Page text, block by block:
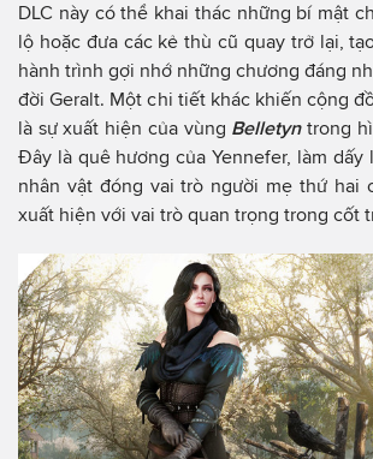
DLC này có thể khai thác những bí mật
lộ hoặc đưa các kẻ thù cũ quay trở lại,
hành trình gợi nhớ những chương đáng
đời Geralt. Một chi tiết khác khiến cộng
là sự xuất hiện của vùng Belletyn trong
Đây là quê hương của Yennefer, làm dấy
nhân vật đóng vai trò người mẹ thứ hai
xuất hiện với vai trò quan trọng trong cốt